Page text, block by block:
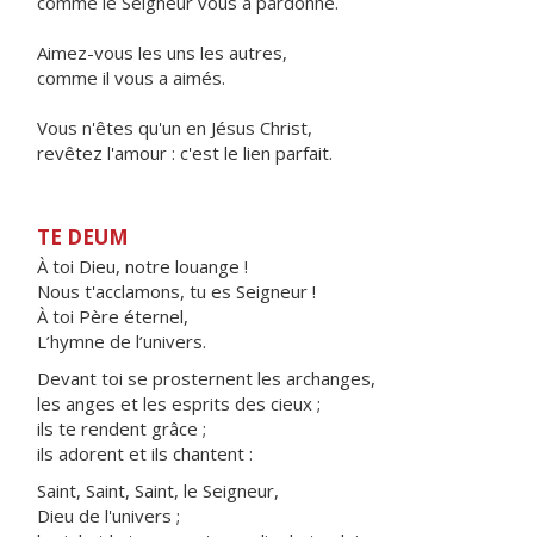
Aimez-vous les uns les autres,
comme il vous a aimés.
Vous n'êtes qu'un en Jésus Christ,
revêtez l'amour : c'est le lien parfait.
TE DEUM
À toi Dieu, notre louange !
Nous t'acclamons, tu es Seigneur !
À toi Père éternel,
L’hymne de l’univers.
Devant toi se prosternent les archanges,
les anges et les esprits des cieux ;
ils te rendent grâce ;
ils adorent et ils chantent :
Saint, Saint, Saint, le Seigneur,
Dieu de l'univers ;